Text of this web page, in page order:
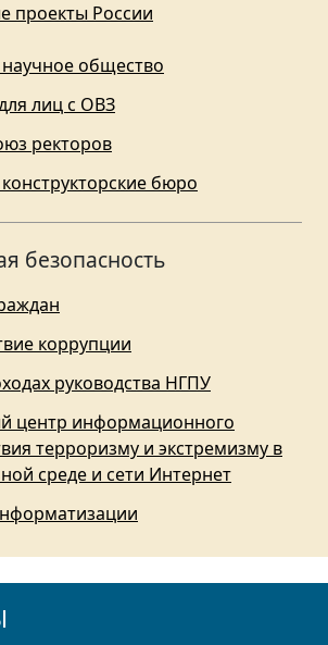
проекты России
научное общество
лиц с ОВЗ
ректоров
бюро
безопасность
коррупции
руководства НГПУ
центр информационного
терроризму и экстремизму в
среде и сети Интернет